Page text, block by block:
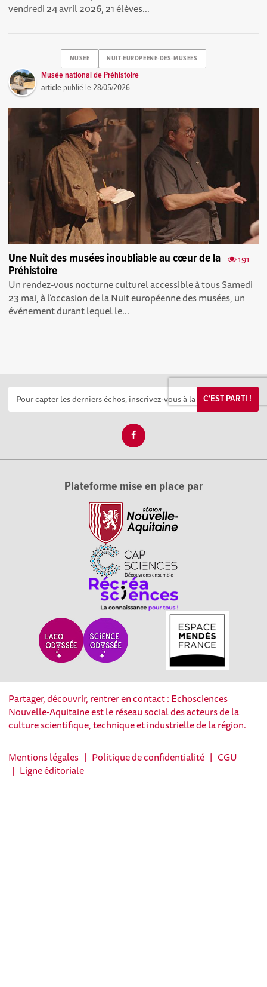
vendredi 24 avril 2026, 21 élèves...
MUSEE NUIT-EUROPEENE-DES-MUSEES
Musée national de Préhistoire
article publié le28/05/2026
191
Une Nuit des musées inoubliable au cœur de la
Préhistoire
Un rendez-vous nocturne culturel accessible à tous Samedi
23 mai, à l’occasion de la Nuit européenne des musées, un
événement durant lequel le...
C'EST PARTI !
Plateforme mise en place par
Partager, découvrir, rentrer en contact : Echosciences
Nouvelle-Aquitaine est le réseau social des acteurs de la
culture scientifique, technique et industrielle de la région.
Mentions légales | Politique de confidentialité | CGU
| Ligne éditoriale